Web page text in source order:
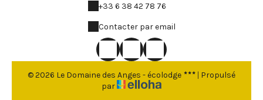
+33 6 38 42 78 76
Contacter par email
© 2026 Le Domaine des Anges - écolodge | Propulsé
par